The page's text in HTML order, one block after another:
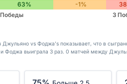
63% -1%
3
Джульяно vs Фоджа's показывает, что в
Фоджа выиграла 3 раз. 0 матчей между